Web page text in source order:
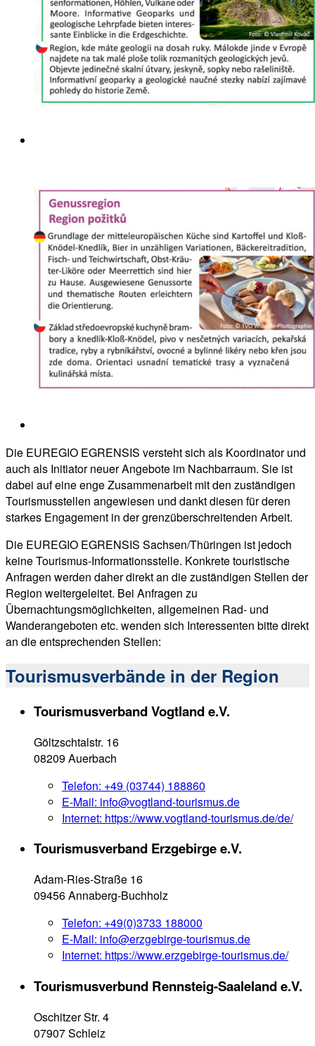
Die EUREGIO EGRENSIS versteht sich als Koordinator und
auch als Initiator neuer Angebote im Nachbarraum. Sie ist
dabei auf eine enge Zusammenarbeit mit den zuständigen
Tourismusstellen angewiesen und dankt diesen für deren
starkes Engagement in der grenzüberschreitenden Arbeit.
Die EUREGIO EGRENSIS Sachsen/Thüringen ist jedoch
keine Tourismus-Informationsstelle. Konkrete touristische
Anfragen werden daher direkt an die zuständigen Stellen der
Region weitergeleitet. Bei Anfragen zu
Übernachtungsmöglichkeiten, allgemeinen Rad- und
Wanderangeboten etc. wenden sich Interessenten bitte direkt
an die entsprechenden Stellen:
Tourismusverbände in der Region
Tourismusverband Vogtland e.V.
Göltzschtalstr. 16
08209 Auerbach
Telefon: +49 (03744) 188860
E-Mail: info@vogtland-tourismus.de
Internet: https://www.vogtland-tourismus.de/de/
Tourismusverband Erzgebirge e.V.
Adam-Ries-Straße 16
09456 Annaberg-Buchholz
Telefon: +49(0)3733 188000
E-Mail: info@erzgebirge-tourismus.de
Internet: https://www.erzgebirge-tourismus.de/
Tourismusverbund Rennsteig-Saaleland e.V.
Oschitzer Str. 4
07907 Schleiz